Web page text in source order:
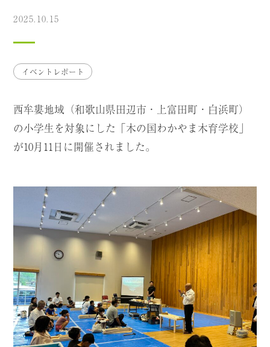
2025.10.15
イベントレポート
西牟婁地域（和歌山県田辺市・上富田町・白浜町）
の小学生を対象にした「木の国わかやま木育学校」
が10月11日に開催されました。